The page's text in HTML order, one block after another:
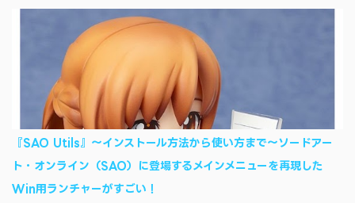
ドパーティー製のアプリを PC と Androidデバイス それぞれにイン
ストールすれば、Wi-Fiや USB接続 を通じて同期できるようにな
る。私も 2012年頃にAndroidウォークマン を使い始めた頃から便
利に活用させてもらっていたのだが、2023年現在はiSyncrを使っ
て同期ができないという声を多数見かけるようになった。 具体
的には、PC側のiSyncrアプリで設定したパスワードをAndroidアプ
リに入力しようとすると、入力したパスワードが保存されず、い
つまでたっても再度入力を促されるというもの。 この不具合を
回避するには、次の手順が有効だ。 Androidデバイスの言語を英語
に設定する （念のため）再起動する iSyncrでパスワードを入力す
『SAO Utils』～インストール方法から使い方まで～ソードアー
ト・オンライン（SAO）に登場するメインメニューを再現した
Win用ランチャーがすごい！